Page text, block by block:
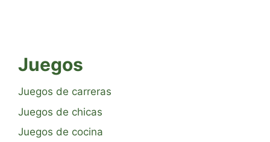
Juegos
Juegos de carreras
Juegos de chicas
Juegos de cocina